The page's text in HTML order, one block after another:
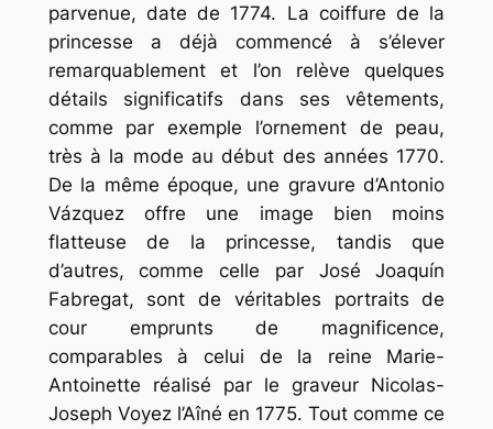
parvenue, date de 1774. La coiffure de la
princesse a déjà commencé à s’élever
remarquablement et l’on relève quelques
détails significatifs dans ses vêtements,
comme par exemple l’ornement de peau,
très à la mode au début des années 1770.
De la même époque, une gravure d’Antonio
Vázquez offre une image bien moins
flatteuse de la princesse, tandis que
d’autres, comme celle par José Joaquín
Fabregat, sont de véritables portraits de
cour emprunts de magnificence,
comparables à celui de la reine Marie-
Antoinette réalisé par le graveur Nicolas-
Joseph Voyez l’Aîné en 1775. Tout comme ce